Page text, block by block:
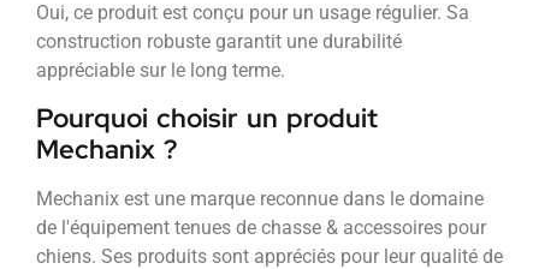
Oui, ce produit est conçu pour un usage régulier. Sa
construction robuste garantit une durabilité
appréciable sur le long terme.
Pourquoi choisir un produit
Mechanix ?
Mechanix est une marque reconnue dans le domaine
de l'équipement tenues de chasse & accessoires pour
chiens. Ses produits sont appréciés pour leur qualité de